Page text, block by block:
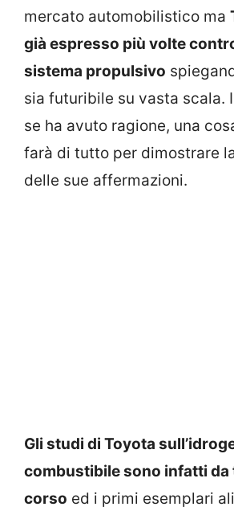
mercato automobilistico ma
già espresso più volte
sistema propulsivo
sia futuribile su vasta scala.
se ha avuto ragione, una
farà di tutto per dimostrare
delle sue affermazioni.
Gli studi di Toyota
combustibile sono infatti da
corso ed i primi esemplari